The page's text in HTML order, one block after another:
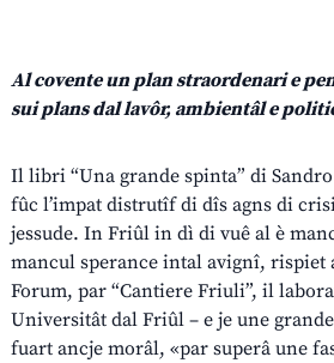
Al covente un plan straordenari e
sui plans dal lavôr, ambientâl e
Il libri “Una grande spinta” di
fûc l’impat distrutîf di dîs agns di
jessude. In Friûl in dì di vuê al è
mancul sperance intal avignî, rispiet
Forum, par “Cantiere Friuli”, il
Universitât dal Friûl – e je une
fuart ancje morâl, «par superâ une